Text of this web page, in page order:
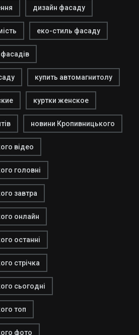
дизайн фасаду
еко-стиль фасаду
купить автомагнитолу
куртки женское
новини Кропивницького
відео
головні
завтра
онлайн
останні
стрічка
сьогодні
топ
фото